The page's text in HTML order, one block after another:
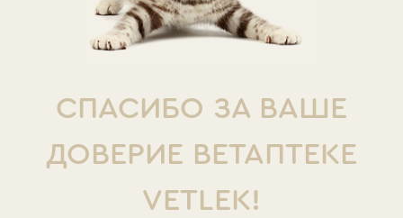
СПАСИБО ЗА ВАШЕ
ДОВЕРИЕ ВЕТАПТЕКЕ
VETLEK!